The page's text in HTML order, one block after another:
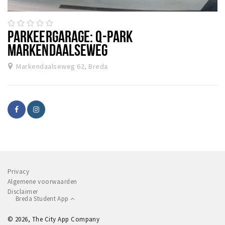
Woonruimte
Inschrijven gemeente
Zorgverzekering
Huisarts en eerste hulp
Q&A
Breda Student Shop
Sport
Nieuws
Agenda
Bezienswaardigheden
PARKEERGARAGE: Q-PARK
MARKENDAALSEWEG
Markendaalseweg 62, Breda
Privacy
Algemene voorwaarden
Disclaimer
Breda Student App
© 2026, The City App Company